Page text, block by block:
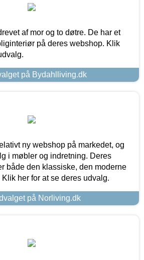
af mor og to døtre. De har et
på deres webshop. Klik
på Bydahlliving.dk
ny webshop på markedet, og
i møbler og indretning. Deres
både den klassiske, den moderne
her for at se deres udvalg.
på Norliving.dk